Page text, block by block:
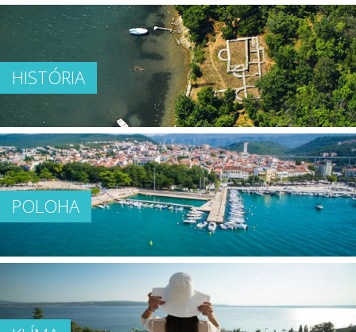
HISTÓRIA
POLOHA